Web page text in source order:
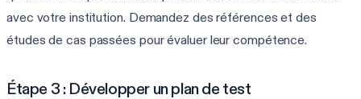
avec votre institution. Demandez des références et des
études de cas passées pour évaluer leur compétence.
Étape 3 : Développer un plan de test